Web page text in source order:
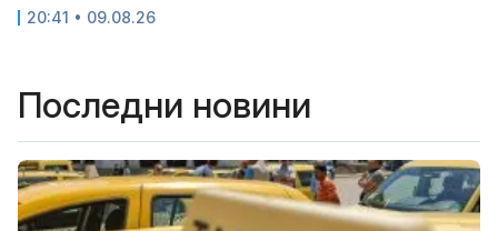
20:41 • 09.08.26
Последни новини